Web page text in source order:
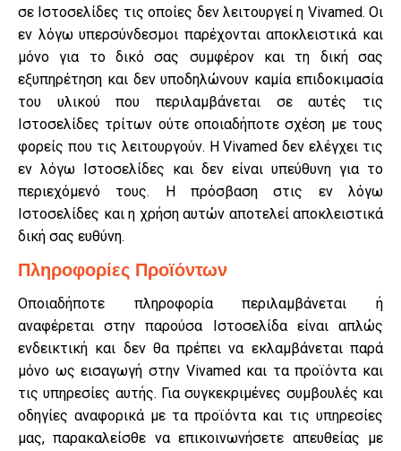
σε Ιστοσελίδες τις οποίες δεν λειτουργεί η Vivamed. Οι
εν λόγω υπερσύνδεσμοι παρέχονται αποκλειστικά και
μόνο για το δικό σας συμφέρον και τη δική σας
εξυπηρέτηση και δεν υποδηλώνουν καμία επιδοκιμασία
του υλικού που περιλαμβάνεται σε αυτές τις
Ιστοσελίδες τρίτων ούτε οποιαδήποτε σχέση με τους
φορείς που τις λειτουργούν. Η Vivamed δεν ελέγχει τις
εν λόγω Ιστοσελίδες και δεν είναι υπεύθυνη για το
περιεχόμενό τους. Η πρόσβαση στις εν λόγω
Ιστοσελίδες και η χρήση αυτών αποτελεί αποκλειστικά
δική σας ευθύνη.
Πληροφορίες Προϊόντων
Οποιαδήποτε πληροφορία περιλαμβάνεται ή
αναφέρεται στην παρούσα Ιστοσελίδα είναι απλώς
ενδεικτική και δεν θα πρέπει να εκλαμβάνεται παρά
μόνο ως εισαγωγή στην Vivamed και τα προϊόντα και
τις υπηρεσίες αυτής. Για συγκεκριμένες συμβουλές και
οδηγίες αναφορικά με τα προϊόντα και τις υπηρεσίες
μας, παρακαλείσθε να επικοινωνήσετε απευθείας με